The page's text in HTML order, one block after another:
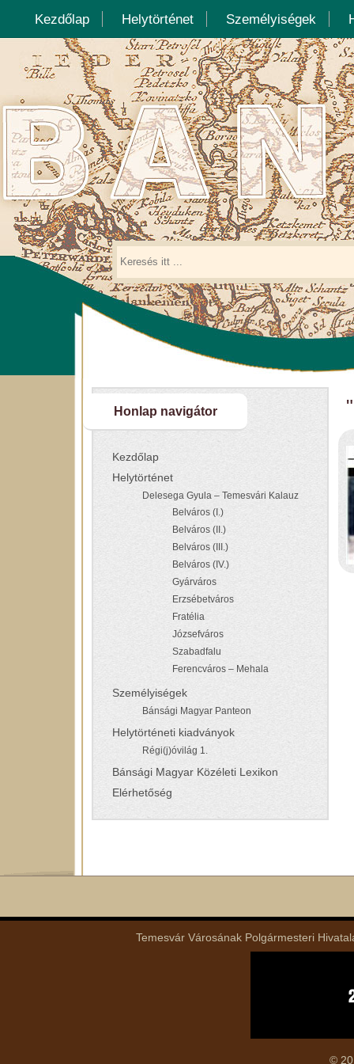
Kezdőlap Helytörténet Személyiségek
Honlap navigátor
Kezdőlap
Helytörténet
Delesega Gyula – Temesvári Kalauz
Belváros (I.)
Belváros (II.)
Belváros (III.)
Belváros (IV.)
Gyárváros
Erzsébetváros
Fratélia
Józsefváros
Szabadfalu
Ferencváros – Mehala
Személyiségek
Bánsági Magyar Panteon
Helytörténeti kiadványok
Régi(j)óvilág 1.
Bánsági Magyar Közéleti Lexikon
Elérhetőség
Temesvár Városának Polgármesteri
©